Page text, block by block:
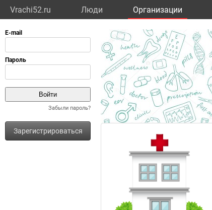
Vrachi52.ru Люди Организации
Забыли пароль?
Зарегистрироваться